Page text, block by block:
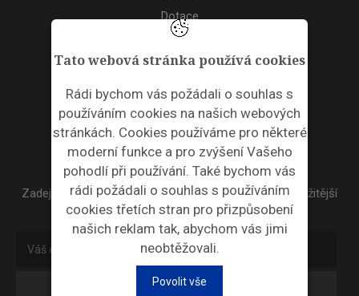
Tato webová stránka používá cookies
Rádi bychom vás požádali o souhlas s
používáním cookies na našich webových
stránkách. Cookies používáme pro některé
moderní funkce a pro zvýšení Vašeho
pohodlí při používání. Také bychom vás
rádi požádali o souhlas s používáním
cookies třetích stran pro přizpůsobení
našich reklam tak, abychom vás jimi
neobtěžovali.
Povolit vše
Dotace
Akce
ODPADNÍ PLASTY
NEWSLETTER
Zadejte váš email a my Vám budeme zasílat ty nejdůležitější
informace, maximálně 1x týdně.
Odebírat